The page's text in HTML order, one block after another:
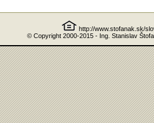
http://www.stofanak.sk/
© Copyright 2000-2015 - Ing. Stanislav